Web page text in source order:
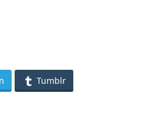
Tumblr